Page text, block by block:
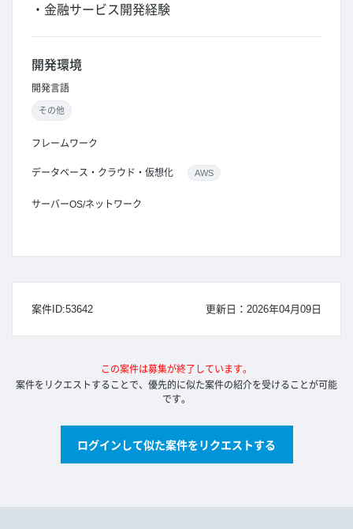
・金融サービス開発経験
開発環境
開発言語
その他
フレームワーク
データベース・クラウド・仮想化 AWS
サーバーOS/ネットワーク
更新日：2026年04月09日
案件ID:53642
この案件は募集が終了しています。
案件をリクエストすることで、優先的に似た案件の紹介を受けることが可能
です。
ログインして似た案件をリクエストする